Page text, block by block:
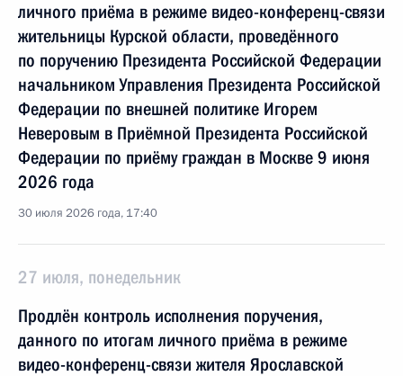
личного приёма в режиме видео-конференц-связи
жительницы Курской области, проведённого
по поручению Президента Российской Федерации
начальником Управления Президента Российской
Федерации по внешней политике Игорем
Неверовым в Приёмной Президента Российской
Федерации по приёму граждан в Москве 9 июня
2026 года
30 июля 2026 года, 17:40
27 июля, понедельник
Продлён контроль исполнения поручения,
данного по итогам личного приёма в режиме
видео-конференц-связи жителя Ярославской